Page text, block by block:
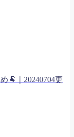
🐏｜20240704更